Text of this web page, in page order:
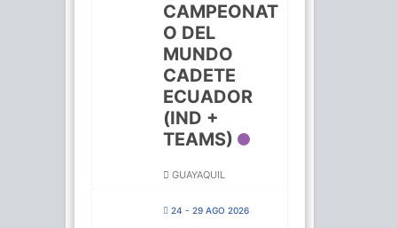
CAMPEONAT
O DEL
MUNDO
CADETE
ECUADOR
(IND +
TEAMS)
GUAYAQUIL
24 - 29 AGO 2026